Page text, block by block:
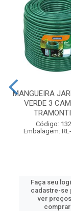
MANGUEIRA
VERDE 3
Código:
Embalagem:
Faça seu
cadastre-se
ver
comprar